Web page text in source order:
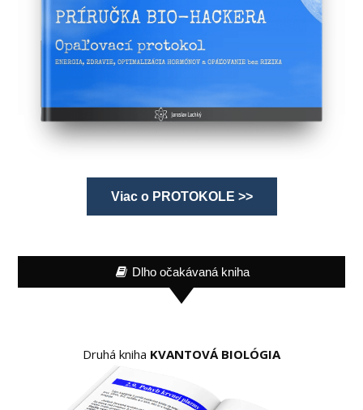
Viac o PROTOKOLE >>
Dlho očakávaná kniha
Druhá kniha KVANTOVÁ BIOLÓGIA